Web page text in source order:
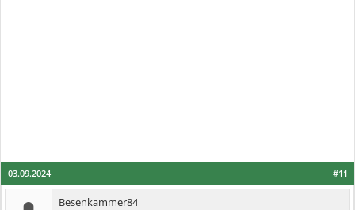
#11
03.09.2024
Besenkammer84